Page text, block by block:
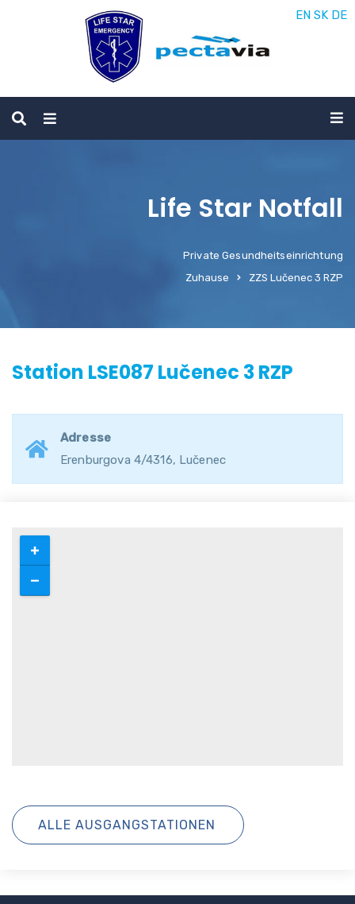
Life Star Notfall
Private Gesundheitseinrichtung
Zuhause
ZZS Lučenec 3 RZP
Station LSE087 Lučenec 3 RZP
Adresse
Erenburgova 4/4316, Lučenec
ALLE AUSGANGSTATIONEN
EN SK DE